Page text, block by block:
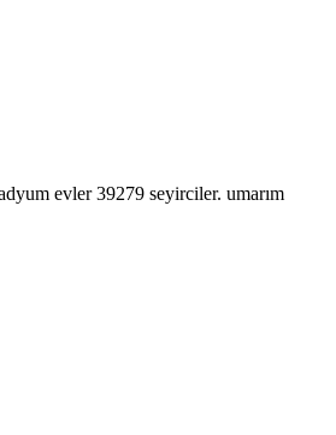
evler 39279 seyirciler. umarım